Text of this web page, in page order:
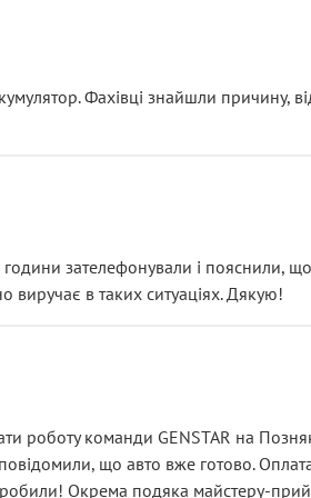
із головним гальмівним
і тоді сервіс наче справив
хвилюватися. ( надіюсь новий
підірвав.
а “аби швидше і дорожче”. Саме
Фахівці знайшли причину,
зателефонували і пояснили,
виручає в таких ситуаціях. Дякую!
роботу команди GENSTAR на
що авто вже готово.
Окрема подяка майстеру-